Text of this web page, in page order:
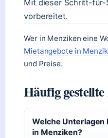
Mit dieser Schritt-
vorbereitet.
Wer in Menziken eine
Mietangebote in
und Preise.
Häufig
Welche
in Menziken?